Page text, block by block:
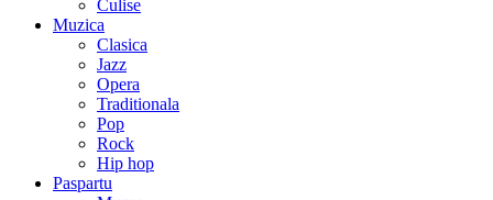
Culise
Muzica
Clasica
Jazz
Opera
Traditionala
Pop
Rock
Hip hop
Paspartu